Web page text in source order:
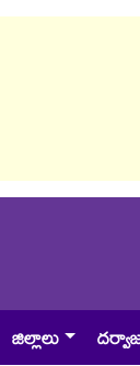
జిల్లాలు